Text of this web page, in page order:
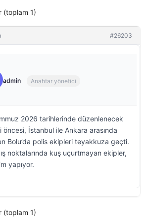
(toplam 1)
#26203
admin Anahtar yönetici
2026 tarihlerinde düzenlenecek
öncesi, İstanbul ile Ankara arasında
Bolu’da polis ekipleri teyakkuza geçti.
noktalarında kuş uçurtmayan ekipler,
yapıyor.
(toplam 1)